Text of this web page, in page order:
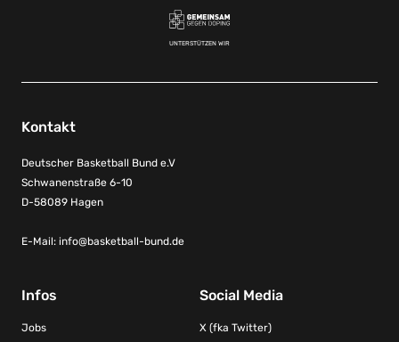
UNTERSTÜTZEN WIR
Kontakt
Deutscher Basketball Bund e.V
Schwanenstraße 6-10
D-58089 Hagen
E-Mail: info@basketball-bund.de
Infos
Jobs
Social Media
X (fka Twitter)